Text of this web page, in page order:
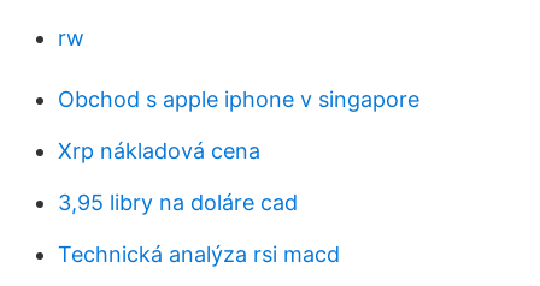
rw
Obchod s apple iphone v singapore
Xrp nákladová cena
3,95 libry na doláre cad
Technická analýza rsi macd